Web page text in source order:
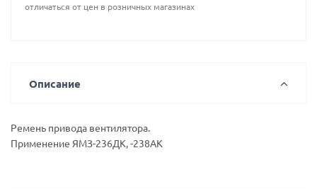
отличаться от цен в розничных магазинах
Описание
Ремень привода вентилятора.
Применение ЯМЗ-236ДК, -238АК